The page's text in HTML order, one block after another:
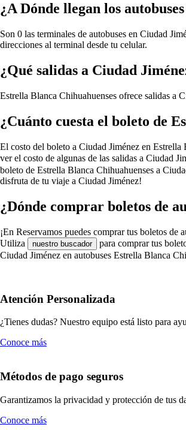
¿A Dónde llegan los
Son 0 las terminales de autobuses en Ciudad
direcciones al terminal desde tu celular.
¿Qué salidas a Ciudad
Estrella Blanca Chihuahuenses ofrece salidas a
¿Cuánto cuesta el boleto de
El costo del boleto a Ciudad Jiménez en Estrella
ver el costo de algunas de las salidas a Ciudad
boleto de Estrella Blanca Chihuahuenses a
disfruta de tu viaje a Ciudad Jiménez!
¿Dónde comprar boletos de
¡En Reservamos puedes comprar tus boletos
Utiliza
nuestro buscador
para comprar tus
Ciudad Jiménez en autobuses Estrella Blanca
Atención Personalizada
¿Tienes dudas? Nuestro equipo está listo para
Conoce más
Métodos de pago seguros
Garantizamos la privacidad y protección de tus
Conoce más